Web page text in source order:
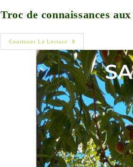
Troc de connaissances
Continuer La Lecture
Troc
De
Connaissances
Aux
Salces
Le
6
Avril
2024